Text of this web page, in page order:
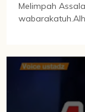
Melimpah